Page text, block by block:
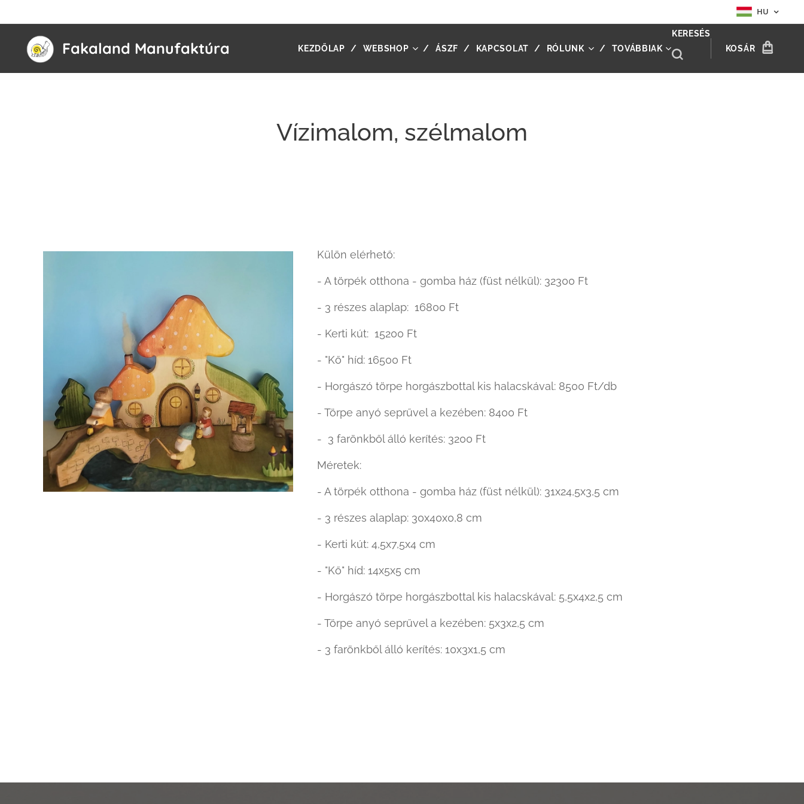
HU
Fakaland Manufaktúra KEZDŐLAP WEBSHOP ÁSZF KAPCSOLAT RÓLUNK TOVÁBBIAK
KERESÉS
KOSÁR
Vízimalom, szélmalom
Külön elérhető:
- A törpék otthona - gomba ház (füst nélkül): 32300 Ft
- 3 részes alaplap: 16800 Ft
- Kerti kút: 15200 Ft
- "Kő" híd: 16500 Ft
- Horgászó törpe horgászbottal kis halacskával: 8500 Ft/db
- Törpe anyó seprűvel a kezében: 8400 Ft
- 3 farönkből álló kerítés: 3200 Ft
Méretek:
- A törpék otthona - gomba ház (füst nélkül): 31x24,5x3,5 cm
- 3 részes alaplap: 30x40x0,8 cm
- Kerti kút: 4,5x7,5x4 cm
- "Kő" híd: 14x5x5 cm
- Horgászó törpe horgászbottal kis halacskával: 5,5x4x2,5 cm
- Törpe anyó seprűvel a kezében: 5x3x2,5 cm
- 3 farönkből álló kerítés: 10x3x1,5 cm